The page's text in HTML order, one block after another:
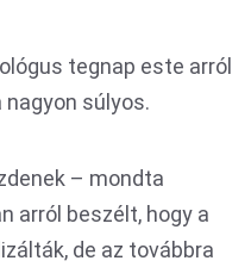
tegnap este arról
nagyon súlyos.
– mondta
arról beszélt, hogy a
de az továbbra